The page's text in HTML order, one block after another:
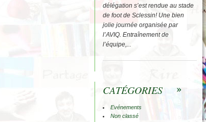
délégation s’est rendue au stade
de foot de Sclessin! Une bien
jolie journée organisée par
l’AVIQ. Entraînement de
l’équipe,...
CATÉGORIES
Evénements
Non classé